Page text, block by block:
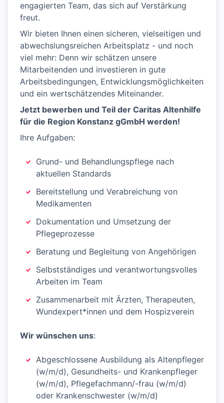
engagierten Team, das sich auf Verstärkung
freut.
Wir bieten Ihnen einen sicheren, vielseitigen und
abwechslungsreichen Arbeitsplatz - und noch
viel mehr: Denn wir schätzen unsere
Mitarbeitenden und investieren in gute
Arbeitsbedingungen, Entwicklungsmöglichkeiten
und ein wertschätzendes Miteinander.
Jetzt bewerben und Teil der Caritas Altenhilfe
für die Region Konstanz gGmbH werden!
Ihre Aufgaben:
Grund- und Behandlungspflege nach
aktuellen Standards
Bereitstellung und Verabreichung von
Medikamenten
Dokumentation und Umsetzung der
Pflegeprozesse
Beratung und Begleitung von Angehörigen
Selbstständiges und verantwortungsvolles
Arbeiten im Team
Zusammenarbeit mit Ärzten, Therapeuten,
Wundexpert*innen und dem Hospizverein
Wir wünschen uns:
Abgeschlossene Ausbildung als Altenpfleger
(w/m/d), Gesundheits- und Krankenpfleger
(w/m/d), Pflegefachmann/-frau (w/m/d)
oder Krankenschwester (w/m/d)